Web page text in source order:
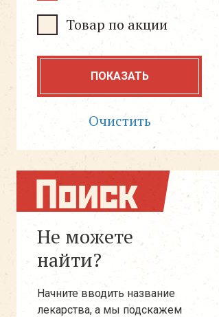
Товар по акции
ПОКАЗАТЬ
Очистить
Поиск
Не можете
найти?
Начните вводить название
лекарства, а мы подскажем